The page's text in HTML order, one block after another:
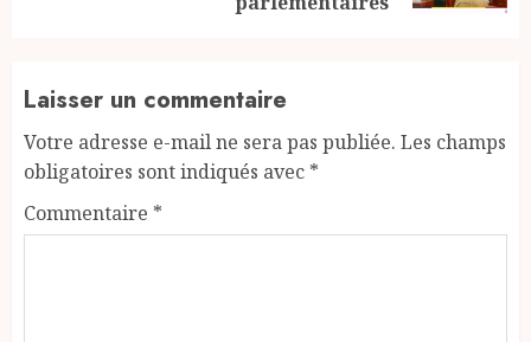
Laisser un commentaire
Votre adresse e-mail ne sera pas publiée. Les champs
obligatoires sont indiqués avec *
Commentaire *